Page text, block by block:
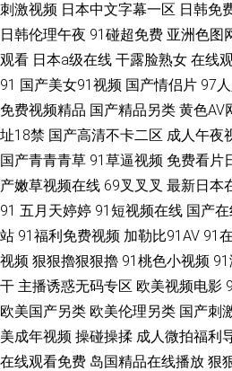
刺激视频 日本中文字幕一区 日韩免
日韩伦理午夜 91碰超免费 亚洲色图
观看 日本a级在线 干露脸熟女 在线
91 国产美女91视频 国产情侣片 97
免费视频精品 国产精品另类 黄色AV
址18禁 国产高清不卡二区 成人午夜
国产青青青草 91草逼视频 免费看片
产嫩草视频在线 69叉叉叉 最新日本
91 五月天婷婷 91短视频在线 国产
站 91福利免费视频 加勒比91AV 91
视频 狠狠擼狠狠擼 91桃色小视频
干 主播诱惑无码专区 欧美视频电影
欧美国产另类 欧美伦理另类 国产刺
美成年视频 操碰操揉 成人微拍福利
在线观看免费 岛国精品在线播放 狠